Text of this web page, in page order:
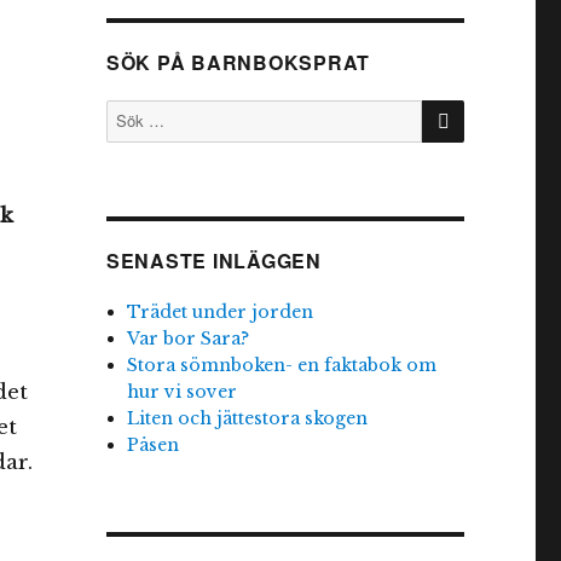
SÖK PÅ BARNBOKSPRAT
Sök
efter:
SÖK
SENASTE INLÄGGEN
Trädet under jorden
Var bor Sara?
Stora sömnboken- en faktabok om
hur vi sover
Liten och jättestora skogen
Påsen